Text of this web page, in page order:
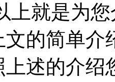
上就是为
文的简单
上述的介